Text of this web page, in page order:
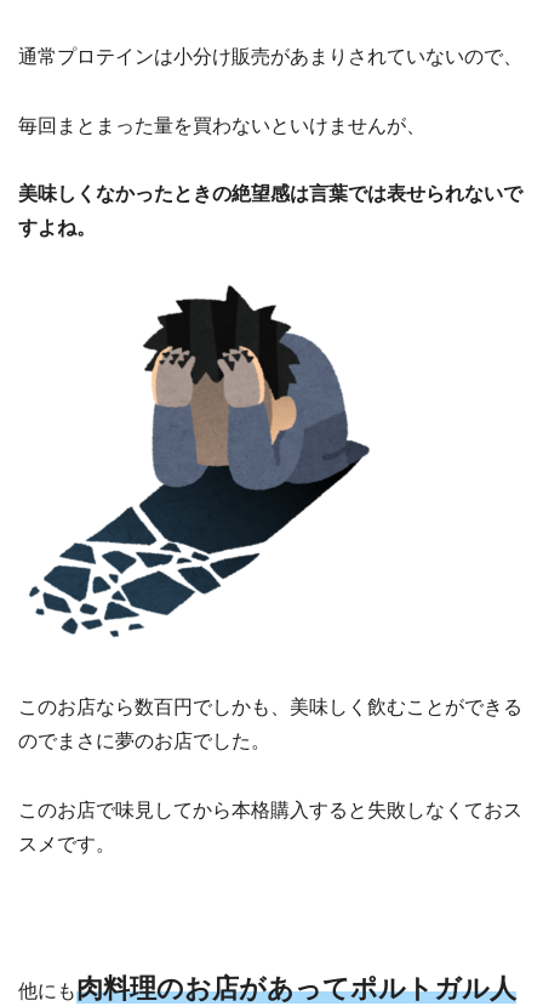
通常プロテインは小分け販売があまりされていないので、
毎回まとまった量を買わないといけませんが、
美味しくなかったときの絶望感は言葉では表せられないで
すよね。
このお店なら数百円でしかも、美味しく飲むことができる
のでまさに夢のお店でした。
このお店で味見してから本格購入すると失敗しなくておス
スメです。
他にも肉料理のお店があってポルトガル人